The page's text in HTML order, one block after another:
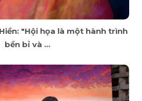
"Hội họa là một hành trình
bền bỉ và ...